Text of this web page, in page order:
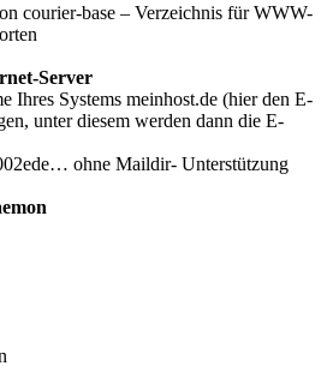
courier-base – Verzeichnis für WWW-
Server
Ihres Systems meinhost.de (hier den E-
unter diesem werden dann die E-
ohne Maildir- Unterstützung